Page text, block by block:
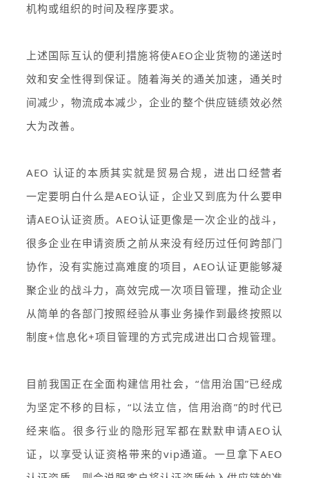
机构或组织的时间及程序要求。
上述国际互认的便利措施将使AEO企业货物的递送时
效和安全性得到保证。随着海关的通关加速，通关时
间减少，物流成本减少，企业的整个供应链绩效必然
大为改善。
AEO 认证的本质其实就是贸易合规，进出口经营者
一定要明白什么是AEO认证，企业又到底为什么要申
请AEO认证资质。AEO认证更像是一次企业的战斗，
很多企业在申请资质之前从来没有经历过任何跨部门
协作，没有实施过高难度的项目，AEO认证更能够凝
聚企业的战斗力，高效完成一次项目管理，推动企业
从简单的各部门按照经验从事业务操作到最终按照以
制度+信息化+项目管理的方式完成进出口合规管理。
目前我国正在全面构建信用社会，“信用治国”已经成
为坚定不移的目标，“以法立信，信用治商”的时代已
经来临。很多行业的隐形冠军都在默默申请AEO认
证，以享受认证资格带来的vip通道。一旦拿下AEO